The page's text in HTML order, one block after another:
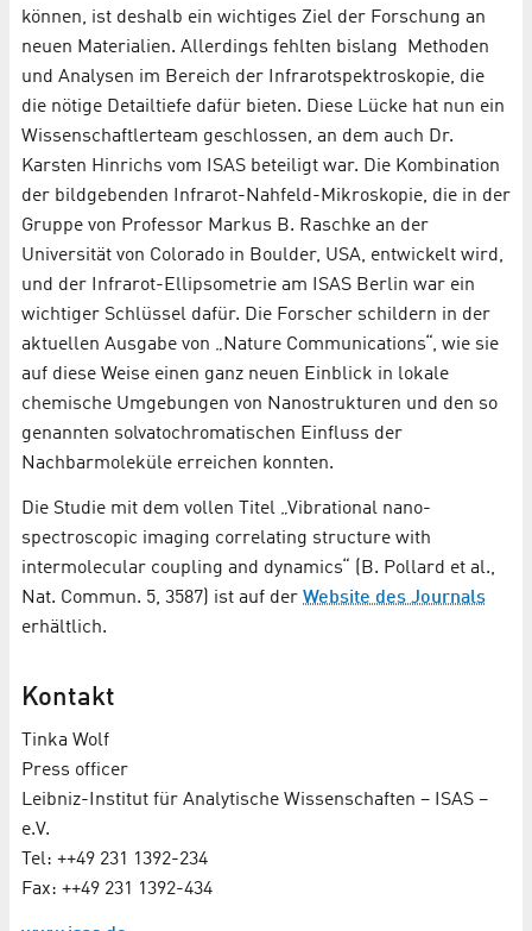
können, ist deshalb ein wichtiges Ziel der Forschung an
neuen Materialien. Allerdings fehlten bislang Methoden
und Analysen im Bereich der Infrarotspektroskopie, die
die nötige Detailtiefe dafür bieten. Diese Lücke hat nun ein
Wissenschaftlerteam geschlossen, an dem auch Dr.
Karsten Hinrichs vom ISAS beteiligt war. Die Kombination
der bildgebenden Infrarot-Nahfeld-Mikroskopie, die in der
Gruppe von Professor Markus B. Raschke an der
Universität von Colorado in Boulder, USA, entwickelt wird,
und der Infrarot-Ellipsometrie am ISAS Berlin war ein
wichtiger Schlüssel dafür. Die Forscher schildern in der
aktuellen Ausgabe von „Nature Communications“, wie sie
auf diese Weise einen ganz neuen Einblick in lokale
chemische Umgebungen von Nanostrukturen und den so
genannten solvatochromatischen Einfluss der
Nachbarmoleküle erreichen konnten.
Die Studie mit dem vollen Titel „Vibrational nano-
spectroscopic imaging correlating structure with
intermolecular coupling and dynamics“ (B. Pollard et al.,
Nat. Commun. 5, 3587) ist auf der Website des Journals
erhältlich.
Kontakt
Tinka Wolf
Press officer
Leibniz-Institut für Analytische Wissenschaften – ISAS –
e.V.
Tel: ++49 231 1392-234
Fax: ++49 231 1392-434